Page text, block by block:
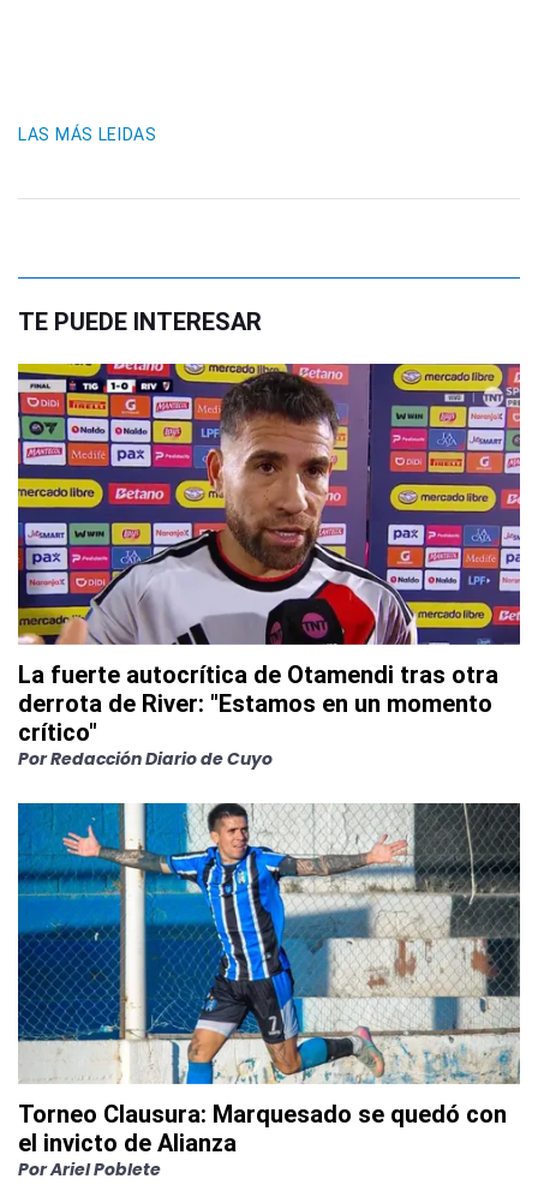
LAS MÁS LEIDAS
TE PUEDE INTERESAR
La fuerte autocrítica de Otamendi tras otra
derrota de River: "Estamos en un momento
crítico"
PorRedacción Diario de Cuyo
Torneo Clausura: Marquesado se quedó con
el invicto de Alianza
PorAriel Poblete